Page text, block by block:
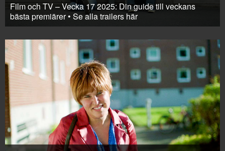
Film och TV – Vecka 17 2025: Din guide till veckans
bästa premiärer • Se alla trailers här